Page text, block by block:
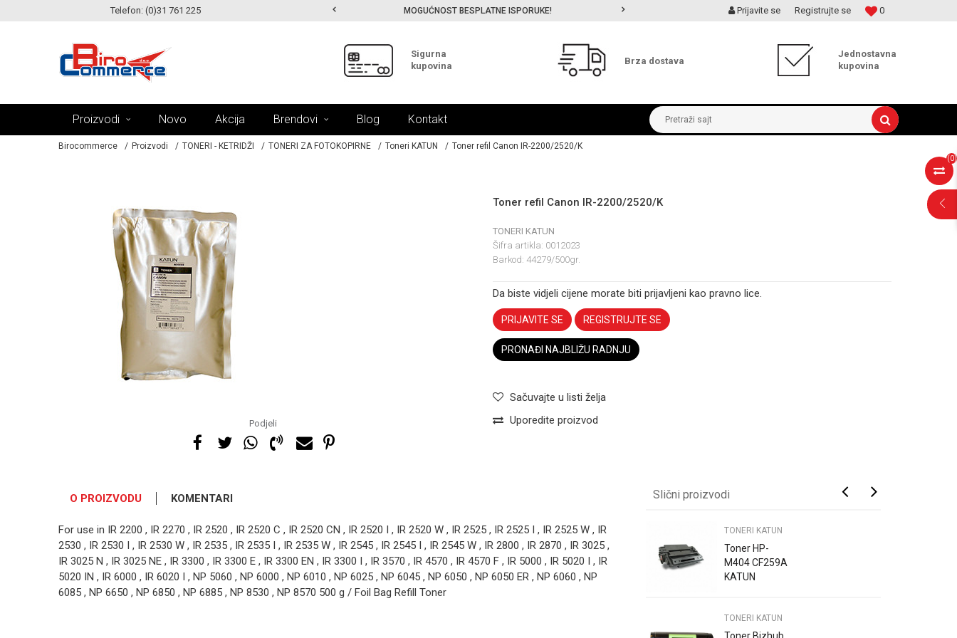
Telefon: (0)31 761 225
MOGUĆNOST ISPORUKE ZA 24H! MOGUĆNOST BESPLATNE ISPORUKE! MOGUĆNOST ISPORUKE ZA 24H! 0
Prijavite se Registrujte se
Sigurna
kupovina
Brza dostava
Jednostavna
kupovina
Proizvodi Novo Akcija Brendovi Blog Kontakt Pretraži sajt
(0)
Birocommerce Proizvodi TONERI - KETRIDŽI TONERI ZA FOTOKOPIRNE Toneri KATUN Toner refil Canon IR-2200/2520/K
Podjeli
Toner refil Canon IR-2200/2520/K
TONERI KATUN
Šifra artikla: 0012023
Barkod: 44279/500gr.
Da biste vidjeli cijene morate biti prijavljeni kao pravno lice.
PRIJAVITE SE REGISTRUJTE SE
PRONAĐI NAJBLIŽU RADNJU
Sačuvajte u listi želja
Uporedite proizvod
O PROIZVODU KOMENTARI
For use in IR 2200 , IR 2270 , IR 2520 , IR 2520 C , IR 2520 CN , IR 2520 I , IR 2520 W , IR 2525 , IR 2525 I , IR 2525 W , IR
2530 , IR 2530 I , IR 2530 W , IR 2535 , IR 2535 I , IR 2535 W , IR 2545 , IR 2545 I , IR 2545 W , IR 2800 , IR 2870 , IR 3025 ,
IR 3025 N , IR 3025 NE , IR 3300 , IR 3300 E , IR 3300 EN , IR 3300 I , IR 3570 , IR 4570 , IR 4570 F , IR 5000 , IR 5020 I , IR
5020 IN , IR 6000 , IR 6020 I , NP 5060 , NP 6000 , NP 6010 , NP 6025 , NP 6045 , NP 6050 , NP 6050 ER , NP 6060 , NP
6085 , NP 6650 , NP 6850 , NP 6885 , NP 8530 , NP 8570 500 g / Foil Bag Refill Toner
Slični proizvodi
TONERI KATUN
Toner
Kyocera TK-
2551ci TK-
TONERI KATUN
Toner HP-
M404 CF259A
KATUN
TONERI KATUN